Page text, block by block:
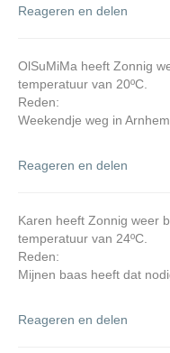
Reageren en delen
OlSuMiMa heeft Zonnig
temperatuur van 20ºC.
Reden:
Weekendje weg in
Reageren en delen
Karen heeft Zonnig weer
temperatuur van 24ºC.
Reden:
Mijnen baas heeft dat
Reageren en delen